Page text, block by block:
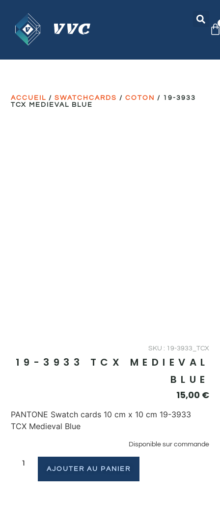
ACCUEIL /SWATCHCARDS /COTON / 19-3933
TCX MEDIEVAL BLUE
SKU : 19-3933_TCX
19-3933 TCX MEDIEVAL
BLUE
15,00 €
PANTONE Swatch cards 10 cm x 10 cm 19-3933
TCX Medieval Blue
Disponible sur commande
AJOUTER AU PANIER